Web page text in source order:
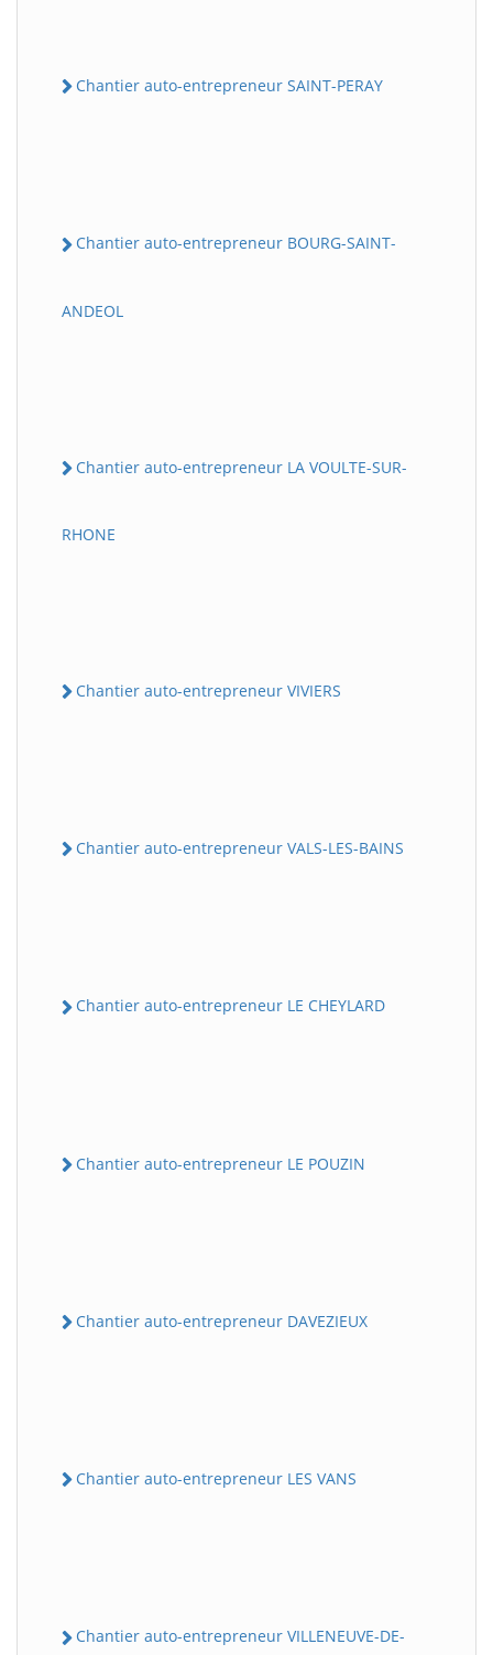
Chantier auto-entrepreneur SAINT-PERAY
Chantier auto-entrepreneur BOURG-SAINT-
ANDEOL
Chantier auto-entrepreneur LA VOULTE-SUR-
RHONE
Chantier auto-entrepreneur VIVIERS
Chantier auto-entrepreneur VALS-LES-BAINS
Chantier auto-entrepreneur LE CHEYLARD
Chantier auto-entrepreneur LE POUZIN
Chantier auto-entrepreneur DAVEZIEUX
Chantier auto-entrepreneur LES VANS
Chantier auto-entrepreneur VILLENEUVE-DE-